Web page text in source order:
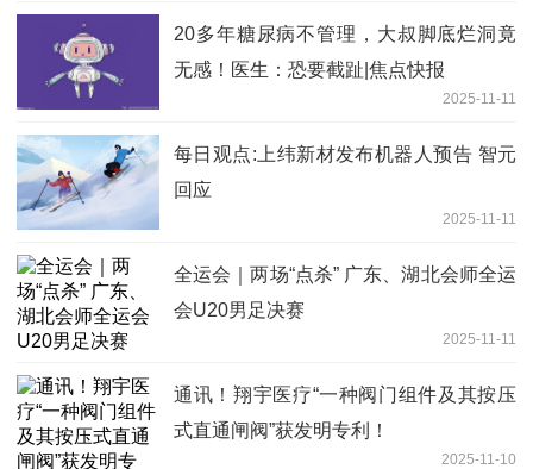
20多年糖尿病不管理，大叔脚底烂洞竟
无感！医生：恐要截趾|焦点快报
2025-11-11
每日观点:上纬新材发布机器人预告 智元
回应
2025-11-11
全运会｜两场“点杀” 广东、湖北会师全运
会U20男足决赛
2025-11-11
通讯！翔宇医疗“一种阀门组件及其按压
式直通闸阀”获发明专利！
2025-11-10